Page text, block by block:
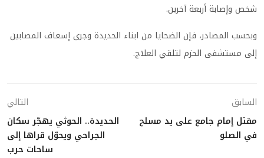
شخص وإصابة أربعة آخرين.
وبحسب المصادر، فإن الضحايا من ابناء الحديدة وجرى إسعاف المصابين
إلى مستشفى الحزم لتلقي العلاج.
السابق
مقتل إمام جامع على يد مسلح
في الصلو
التالي
الحديدة.. الحوثي يهجّر سكان
الجراحي ويحوّل قراها إلى
ساحات حرب